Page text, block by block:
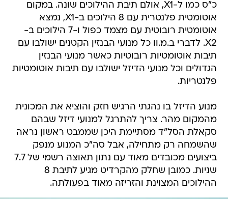
כ"ס כמו ל-X1, אולם תיבת ההילוכים שונה. במקום
אוטומטית פלנטרית עם 8 הילוכים ב-X1, נמצא
אוטומטית רובוטית עם מצמד כפול ו-7 הילוכים ב-
X2. לדברי ב.מ.וו כל מנועי הבנזין הקטנים ישולבו עם
תיבות אוטומטיות רובוטיות כאשר מנועי הבנזין
הגדולים וכל מנועי הדיזל ישולבו עם תיבות אוטומטיות
פלנטריות.
מנוע הדיזל בו נהגתי הרגיש חזק והוציא את המכונית
מהמקום מהר. צריך להתרגל למנועי דיזל שבהם
סקאלת הסל"ד מסתיימת היכן שממבט ראשון נראה
שהשמחה רק מתחילה, אבל סה"כ המנוע מנפק
ביצועים מכובדים מאוד עם נתון תאוצה רשמי של 7.7
שניות. כמובן שחלק מהקרדיט מגיע לתיבת 8
ההילוכים המצוינת והזריזה מאוד בפעולתה.